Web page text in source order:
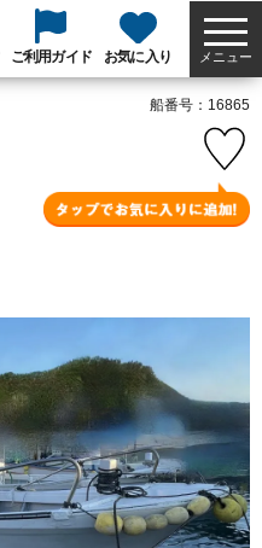
ご利用ガイド お気に入り メニュー
船番号：16865